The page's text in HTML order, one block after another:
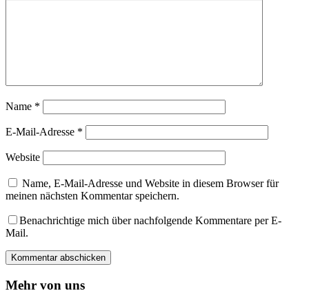
Name *
E-Mail-Adresse *
Website
Name, E-Mail-Adresse und Website in diesem Browser für
meinen nächsten Kommentar speichern.
Benachrichtige mich über nachfolgende Kommentare per E-
Mail.
Mehr von uns